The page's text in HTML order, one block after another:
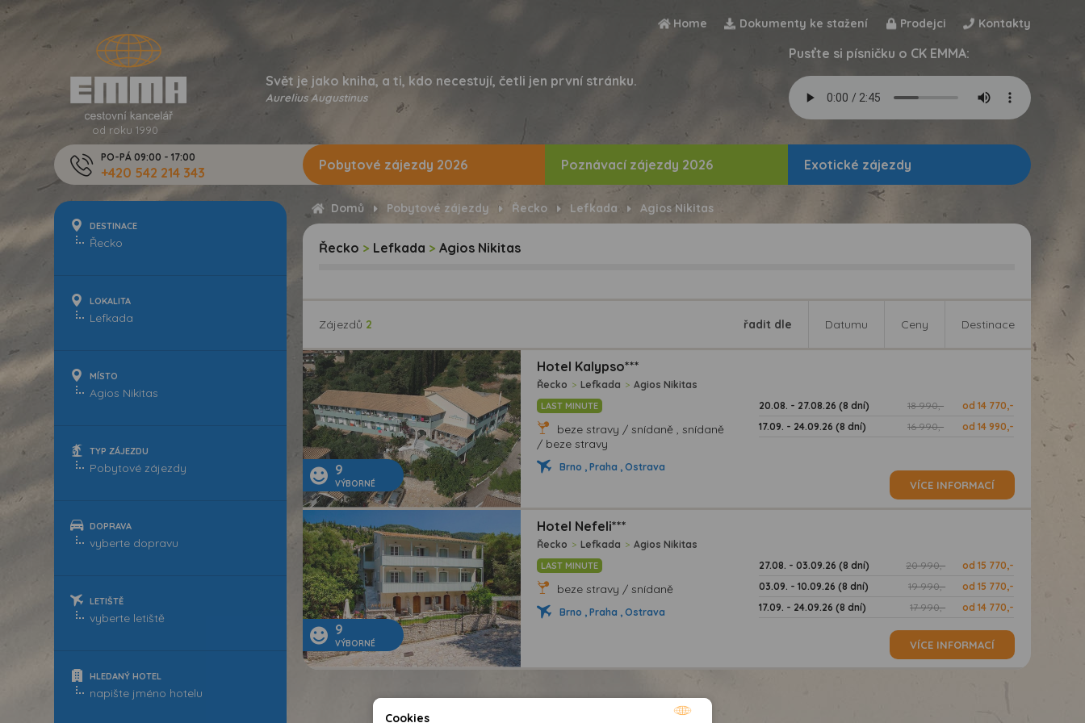
Home Dokumenty ke stažení Prodejci Kontakty
od roku 1990
Svět je jako kniha, a ti, kdo necestují, četli jen první stránku.
Aurelius Augustinus
Pusťte si písničku o CK EMMA:
PO-PÁ 09:00 - 17:00
+420 542 214 343
DESTINACE
LOKALITA
MÍSTO
TYP ZÁJEZDU
DOPRAVA
LETIŠTĚ
HLEDANÝ HOTEL
Pobytové zájezdy 2026 Poznávací zájezdy 2026 Exotické zájezdy
Domů Pobytové zájezdy Řecko Lefkada Agios Nikitas
Řecko > Lefkada > Agios Nikitas
Zájezdů 2 řadit dle Datumu Ceny Destinace
9
VÝBORNÉ
Hotel Kalypso***
Řecko > Lefkada > Agios Nikitas
LAST MINUTE
beze stravy / snídaně , snídaně
/ beze stravy
Brno , Praha , Ostrava
20.08. - 27.08.26 (8 dní) 18 990,-
od 14 770,-
17.09. - 24.09.26 (8 dní)
16 990,- od 14 990,-
VÍCE INFORMACÍ
9
VÝBORNÉ
Hotel Nefeli***
Řecko > Lefkada > Agios Nikitas
LAST MINUTE
beze stravy / snídaně
Brno , Praha , Ostrava
27.08. - 03.09.26 (8 dní) 20 990,-
od 15 770,-
03.09. - 10.09.26 (8 dní)
19 990,-
od 15 770,-
17.09. - 24.09.26 (8 dní)
17 990,- od 14 770,-
VÍCE INFORMACÍ
Cookies